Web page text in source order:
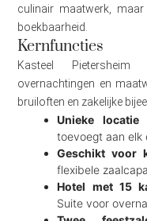
culinair maatwerk,
boekbaarheid.
Kernfuncties
Kasteel Pietersheim
overnachtingen en
bruiloften en zakelijke
Unieke
toevoegt aan elk
Geschikt voor
flexibele
Hotel met 15
Suite voor